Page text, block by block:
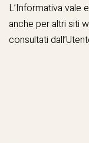
L’Informativa vale
anche per altri siti
consultati